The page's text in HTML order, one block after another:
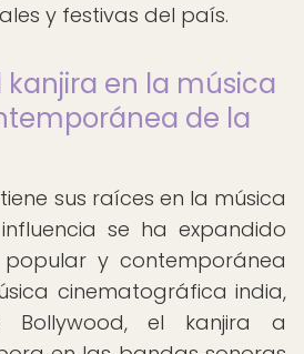
y festivas del país.
kanjira en la música
de la
sus raíces en la música
se ha expandido
y contemporánea
cinematográfica india,
Bollywood, el kanjira a